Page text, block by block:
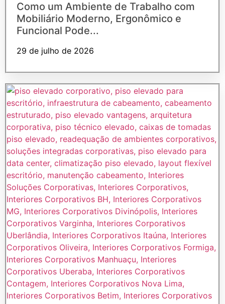
Como um Ambiente de Trabalho com
Mobiliário Moderno, Ergonômico e
Funcional Pode...
29 de julho de 2026